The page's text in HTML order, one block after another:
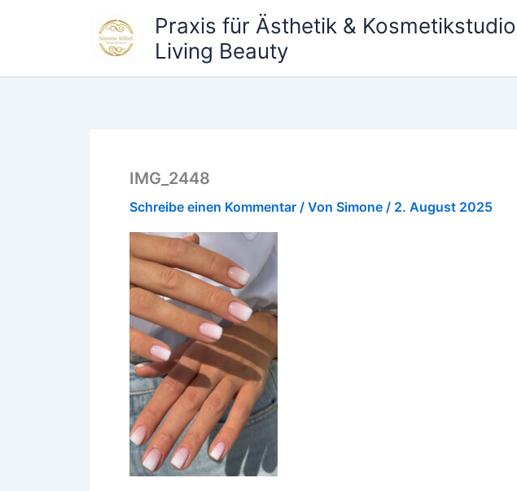
Praxis für Ästhetik & Kosmetikstudio
Living Beauty
IMG_2448
Schreibe einen Kommentar / Von Simone / 2. August 2025